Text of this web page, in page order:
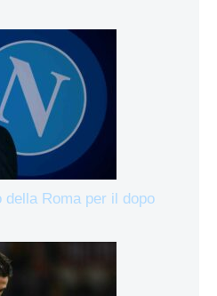
della Roma per il dopo